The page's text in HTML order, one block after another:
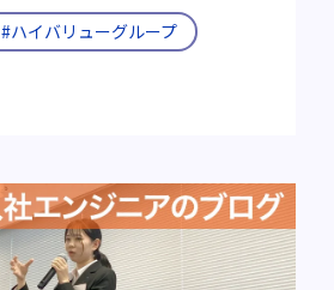
#ハイバリューグループ